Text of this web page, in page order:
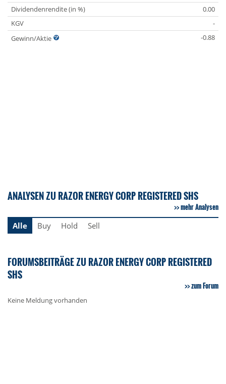
Dividendenrendite (in %)
0.00
KGV
-
Gewinn/Aktie
-0.88
ANALYSEN ZU RAZOR ENERGY CORP REGISTERED SHS
mehr Analysen
Alle
Buy Hold Sell
FORUMSBEITRÄGE ZU RAZOR ENERGY CORP REGISTERED
SHS
zum Forum
Keine Meldung vorhanden